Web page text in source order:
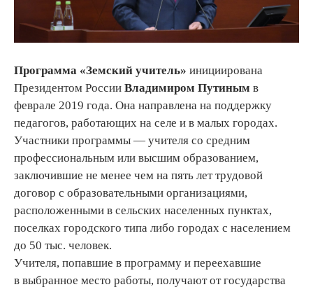
Программа «Земский учитель» инициирована
Президентом России Владимиром Путиным в
феврале 2019 года. Она направлена на поддержку
педагогов, работающих на селе и в малых городах.
Участники программы — учителя со средним
профессиональным или высшим образованием,
заключившие не менее чем на пять лет трудовой
договор с образовательными организациями,
расположенными в сельских населенных пунктах,
поселках городского типа либо городах с населением
до 50 тыс. человек.
Учителя, попавшие в программу и переехавшие
в выбранное место работы, получают от государства